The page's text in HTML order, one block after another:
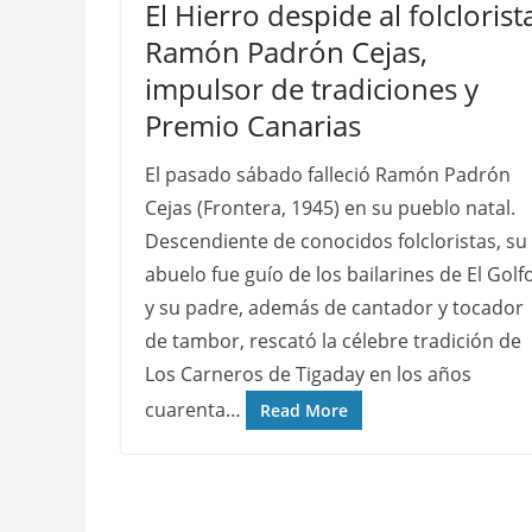
El Hierro despide al
Ramón Padrón Cejas,
impulsor de tradiciones y
Premio Canarias
El pasado sábado falleció Ramón Padrón
Cejas (Frontera, 1945) en su pueblo natal.
Descendiente de conocidos folcloristas, su
abuelo fue guío de los bailarines de El
y su padre, además de cantador y tocador
de tambor, rescató la célebre tradición de
Los Carneros de Tigaday en los años
cuarenta…
Read More